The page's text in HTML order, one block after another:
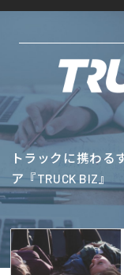
トラックに携わる
ア『TRUCK BIZ』